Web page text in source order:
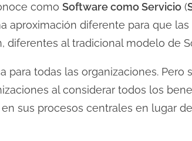
como Software como Servicio (
aproximación diferente para que
al tradicional modelo de
para todas las organizaciones. Pero
al considerar todos los
sus procesos centrales en lugar